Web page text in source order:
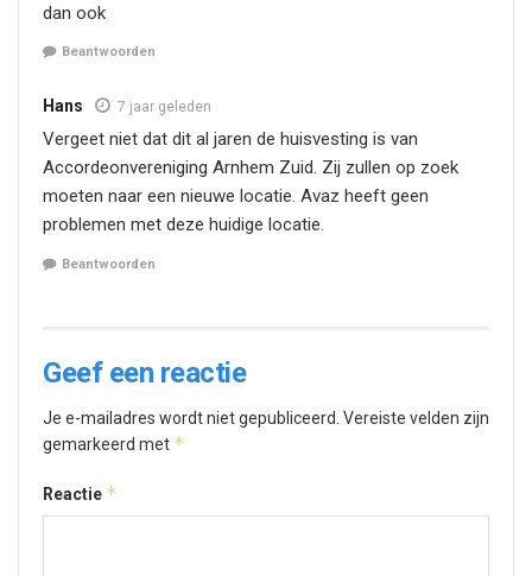
dan ook
Beantwoorden
Hans 7 jaar geleden
Vergeet niet dat dit al jaren de huisvesting is van
Accordeonvereniging Arnhem Zuid. Zij zullen op zoek
moeten naar een nieuwe locatie. Avaz heeft geen
problemen met deze huidige locatie.
Beantwoorden
Geef een reactie
Je e-mailadres wordt niet gepubliceerd. Vereiste velden zijn
gemarkeerd met *
Reactie *